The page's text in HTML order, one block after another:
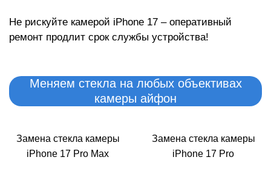
Не рискуйте камерой iPhone 17 – оперативный
ремонт продлит срок службы устройства!
Меняем стекла на любых объективах
камеры айфон
Замена стекла камеры
iPhone 17 Pro Max
Замена стекла камеры
iPhone 17 Pro